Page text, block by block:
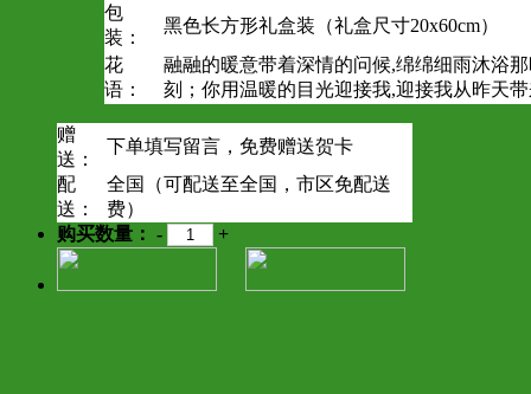
包
装：
黑色长方形礼盒装（礼盒尺寸20x60cm）
花
语：
融融的暖意带着深情的问候,绵绵细雨沐浴
刻；你用温暖的目光迎接我,迎接我从昨天
赠
送：
下单填写留言，免费赠送贺卡
配
送：
全国（可配送至全国，市区免配送
费）
购买数量： - +